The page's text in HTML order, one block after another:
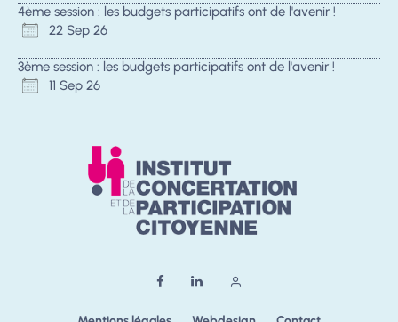
4ème session : les budgets participatifs ont de l'avenir !
22 Sep 26
3ème session : les budgets participatifs ont de l'avenir !
11 Sep 26